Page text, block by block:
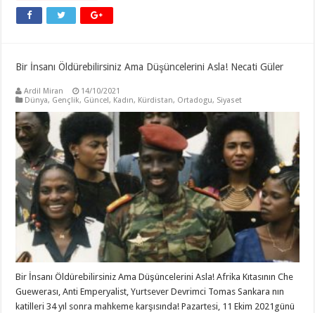
Bir İnsanı Öldürebilirsiniz Ama Düşüncelerini Asla! Necati Güler
Ardil Miran
14/10/2021
Dünya, Gençlik, Güncel, Kadın, Kürdistan, Ortadogu, Siyaset
Bir İnsanı Öldürebilirsiniz Ama Düşüncelerini Asla! Afrika Kıtasının Che
Guewerası, Anti Emperyalist, Yurtsever Devrimci Tomas Sankara nın
katilleri 34 yıl sonra mahkeme karşısında! Pazartesi, 11 Ekim 2021günü